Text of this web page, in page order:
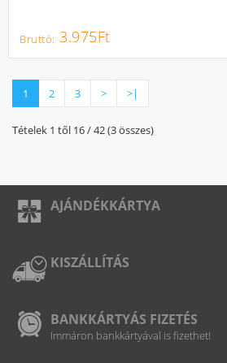
3.975Ft
1 2 3 > >|
Tételek 1 től 16 / 42 (3 összes)
AJÁNDÉKKÁRTYA
KISZÁLLÍTÁS
BANKKÁRTYÁS FIZETÉS
Immáron bankkártyával is fizethet!